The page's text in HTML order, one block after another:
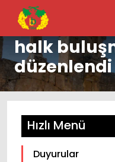
Övündüler
halk
düzenlendi
Hızlı Menü
Duyurular